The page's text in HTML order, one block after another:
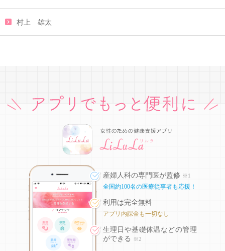
村上 雄太
産婦人科の専門医が監修 ※1
全国約100名の医療従事者も応援！
利用は完全無料
アプリ内課金も一切なし
生理日や基礎体温などの管理
ができる
※2